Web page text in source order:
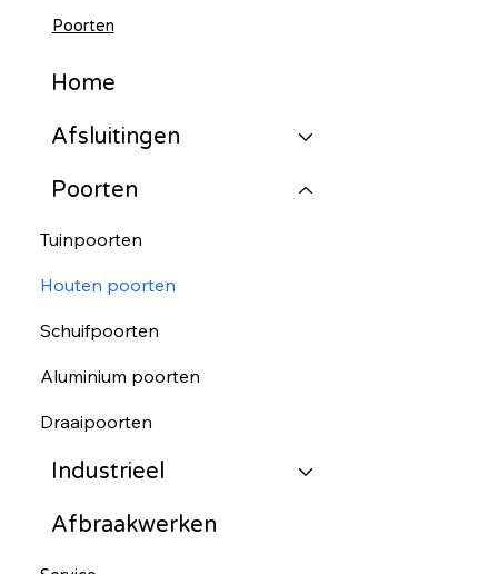
Poorten
Home
Afsluitingen
Poorten
Tuinpoorten
Houten poorten
Schuifpoorten
Aluminium poorten
Draaipoorten
Industrieel
Afbraakwerken